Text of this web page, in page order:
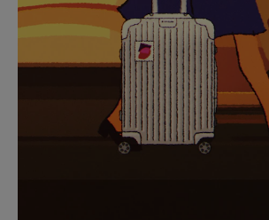
ACTIVARLO.